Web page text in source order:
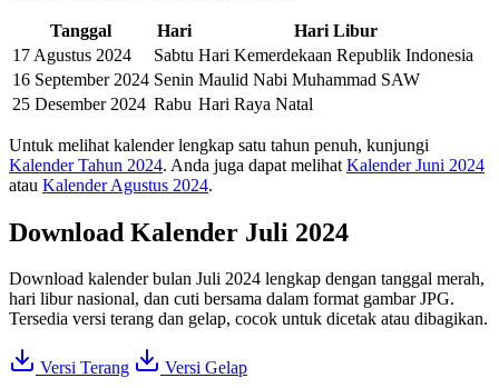
Tanggal Hari
Hari Libur
17 Agustus 2024
Sabtu Hari Kemerdekaan Republik Indonesia
16 September 2024 Senin Maulid Nabi Muhammad SAW
25 Desember 2024 Rabu Hari Raya Natal
Untuk melihat kalender lengkap satu tahun penuh, kunjungi
Kalender Tahun 2024. Anda juga dapat melihat Kalender Juni 2024
atau Kalender Agustus 2024.
Download Kalender Juli 2024
Download kalender bulan Juli 2024 lengkap dengan tanggal merah,
hari libur nasional, dan cuti bersama dalam format gambar JPG.
Tersedia versi terang dan gelap, cocok untuk dicetak atau dibagikan.
Versi Terang Versi Gelap